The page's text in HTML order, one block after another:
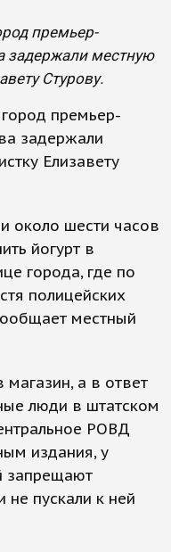
премьер-
задержали местную
Стурову.
премьер-
задержали
Елизавету
около шести часов
йогурт в
города, где по
полицейских
местный
магазин, а в ответ
люди в штатском
РОВД
издания, у
запрещают
не пускали к ней